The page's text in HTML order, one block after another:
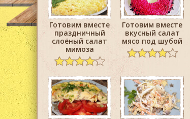
Готовим вместе
праздничный
слоёный салат
мимоза
Готовим вместе
вкусный салат
мясо под шубой